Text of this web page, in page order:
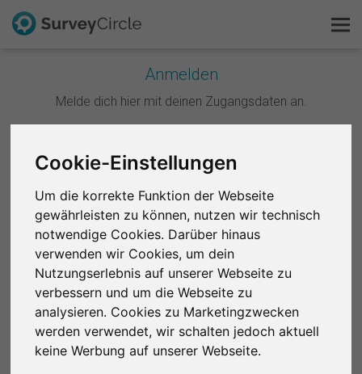
Cookie-Einstellungen
Um die korrekte Funktion der Webseite
gewährleisten zu können, nutzen wir technisch
notwendige Cookies. Darüber hinaus
verwenden wir Cookies, um dein
Nutzungserlebnis auf unserer Webseite zu
verbessern und um die Webseite zu
analysieren. Cookies zu Marketingzwecken
werden verwendet, wir schalten jedoch aktuell
keine Werbung auf unserer Webseite.
Anmelden
Melde dich hier mit deinen Zugangsdaten an.
Weiter mit Google
Weiter mit Facebook
ODER
E-Mail
Passwort*
Das ist SurveyCircle
FAQ
Kostenlos registrieren
Anmelden